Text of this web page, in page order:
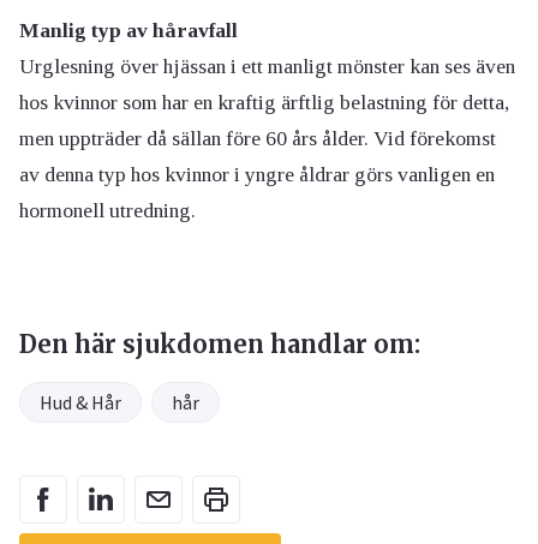
Manlig typ av håravfall
Urglesning över hjässan i ett manligt mönster kan ses även
hos kvinnor som har en kraftig ärftlig belastning för detta,
men uppträder då sällan före 60 års ålder. Vid förekomst
av denna typ hos kvinnor i yngre åldrar görs vanligen en
hormonell utredning.
Den här sjukdomen handlar om:
Hud & Hår hår